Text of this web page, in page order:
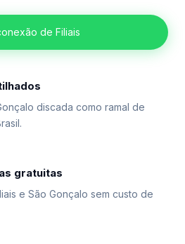
de Filiais
discada como ramal de
gratuitas
e São Gonçalo sem custo de